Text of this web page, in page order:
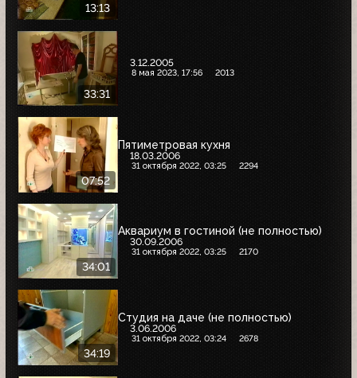
13:13
33:31
3.12.2005
8 мая 2023, 17:56 2013
07:52
Пятиметровая кухня
18.03.2006
31 октября 2022, 03:25 2294
34:01
Аквариум в гостиной (не полностью)
30.09.2006
31 октября 2022, 03:25 2170
34:19
Студия на даче (не полностью)
3.06.2006
31 октября 2022, 03:24 2678